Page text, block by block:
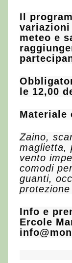
Il
meteo e
le 12,00
Materiale
Zaino,
maglietta,
vento
comodi
guanti,
Info e
Ercole